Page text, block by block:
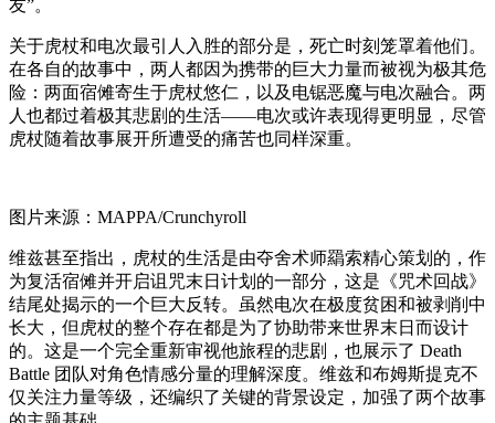
友”。
关于虎杖和电次最引人入胜的部分是，死亡时刻笼罩着他们。
在各自的故事中，两人都因为携带的巨大力量而被视为极其危
险：两面宿傩寄生于虎杖悠仁，以及电锯恶魔与电次融合。两
人也都过着极其悲剧的生活——电次或许表现得更明显，尽管
虎杖随着故事展开所遭受的痛苦也同样深重。
图片来源：MAPPA/Crunchyroll
维兹甚至指出，虎杖的生活是由夺舍术师羂索精心策划的，作
为复活宿傩并开启诅咒末日计划的一部分，这是《咒术回战》
结尾处揭示的一个巨大反转。虽然电次在极度贫困和被剥削中
长大，但虎杖的整个存在都是为了协助带来世界末日而设计
的。这是一个完全重新审视他旅程的悲剧，也展示了 Death
Battle 团队对角色情感分量的理解深度。维兹和布姆斯提克不
仅关注力量等级，还编织了关键的背景设定，加强了两个故事